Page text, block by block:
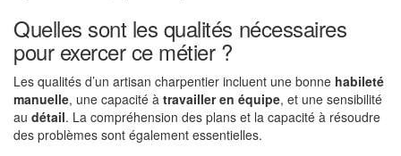
Quelles sont les qualités nécessaires
pour exercer ce métier ?
Les qualités d’un artisan charpentier incluent une bonne habileté
manuelle, une capacité à travailler en équipe, et une sensibilité
au détail. La compréhension des plans et la capacité à résoudre
des problèmes sont également essentielles.